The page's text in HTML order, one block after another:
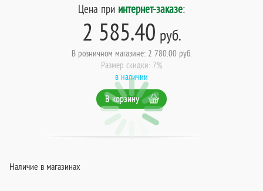
Цена при интернет-заказе:
2 585.40 руб.
В розничном магазине: 2 780.00 руб.
Размер скидки: 7%
в наличии
В корзину
Наличие в магазинах